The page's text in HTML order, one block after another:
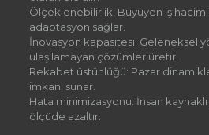
Ölçeklenebilirlik: Büyüyen iş
adaptasyon sağlar.
İnovasyon kapasitesi: Geleneksel
ulaşılamayan çözümler üretir.
Rekabet üstünlüğü: Pazar
imkanı sunar.
Hata minimizasyonu: İnsan kaynaklı
ölçüde azaltır.